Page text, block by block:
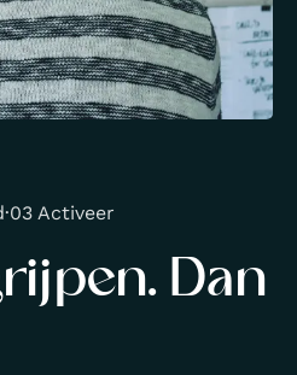
·03 Activeer
Dan